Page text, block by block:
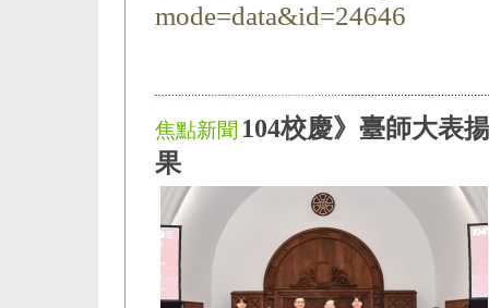
mode=data&id=24646
焦點新聞 104校慶》臺師大表
果